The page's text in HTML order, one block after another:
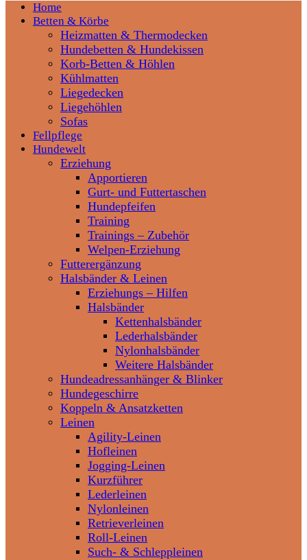
Home
Betten & Körbe
Heizmatten & Thermodecken
Hundebetten & Hundekissen
Korb-Betten & Höhlen
Kühlmatten
Liegedecken
Liegehöhlen
Sofas
Fellpflege
Hundewelt
Erziehung
Apportieren
Gurt- und Futtertaschen
Hundepfeifen
Training
Trainings – Zubehör
Welpen-Erziehung
Futterergänzung
Halsbänder & Leinen
Erziehungs – Hilfen
Halsbänder
Kettenhalsbänder
Lederhalsbänder
Nylonhalsbänder
Weitere Halsbänder
Hundeadressanhänger & Blinker
Hundegeschirre
Koppeln & Ansatzketten
Leinen
Agility-Leinen
Hofleinen
Jogging-Leinen
Kurzführer
Lederleinen
Nylonleinen
Retrieverleinen
Roll-Leinen
Such- & Schleppleinen